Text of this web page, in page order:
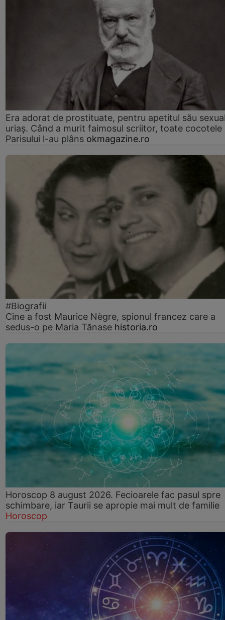
Era adorat de prostituate, pentru apetitul său
uriaș. Când a murit faimosul scriitor, toate cocotele
Parisului l-au plâns okmagazine.ro
#Biografii
Cine a fost Maurice Nègre, spionul francez care a
sedus-o pe Maria Tănase historia.ro
Horoscop 8 august 2026. Fecioarele fac pasul spre
schimbare, iar Taurii se apropie mai mult de familie
Horoscop